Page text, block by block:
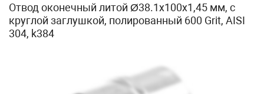
Отвод оконечный литой Ø38.1х100х1,45 мм, с
круглой заглушкой, полированный 600 Grit, AISI
304, k384